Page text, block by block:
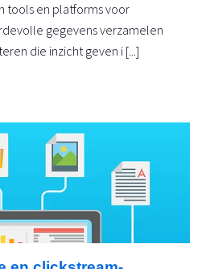
tools en platforms voor
gegevens verzamelen
die inzicht geven i [...]